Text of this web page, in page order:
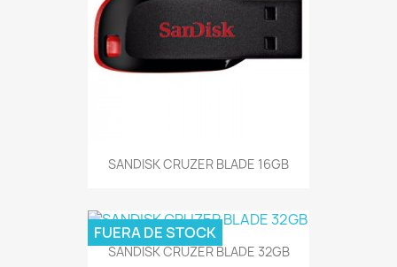
SANDISK CRUZER BLADE 16GB
SANDISK CRUZER BLADE 32GB
FUERA DE STOCK